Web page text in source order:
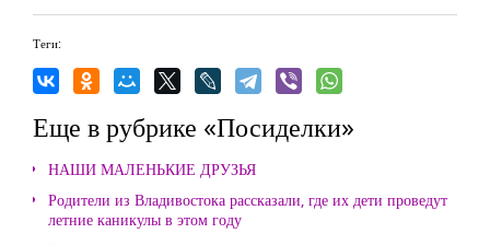
Теги:
Еще в рубрике «Посиделки»
НАШИ МАЛЕНЬКИЕ ДРУЗЬЯ
Родители из Владивостока рассказали, где их дети проведут
летние каникулы в этом году